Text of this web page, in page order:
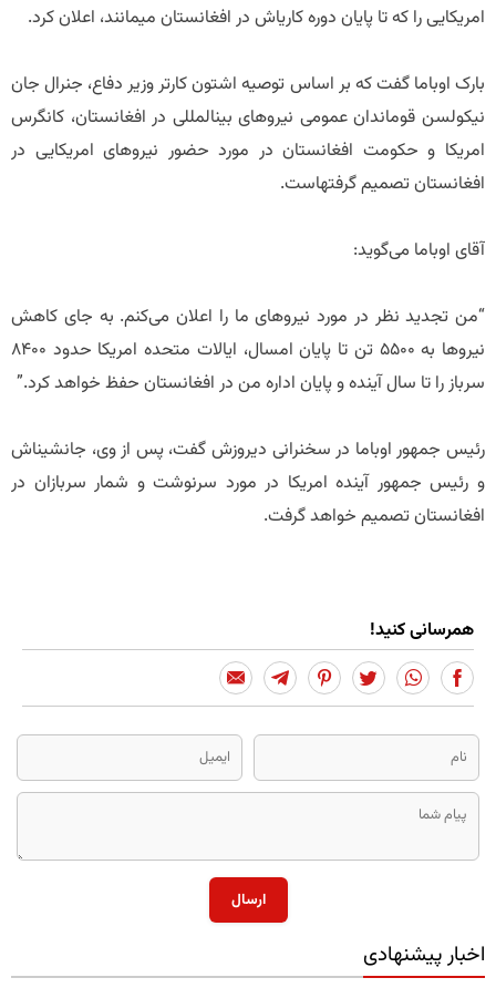
امریکایی را که تا پایان دوره کاری‎اش در افغانستان می‎مانند، اعلان کرد.
بارک اوباما گفت که بر اساس توصیه اشتون کارتر وزیر دفاع، جنرال جان
نیکولسن قوماندان عمومی نیروهای بین‎المللی در افغانستان، کانگرس
امریکا و حکومت افغانستان در مورد حضور نیروهای امریکایی در
افغانستان تصمیم گرفته‎است.
آقای اوباما می‌گوید:
“من تجدید نظر در مورد نیروهای ما را اعلان می‌کنم. به جای کاهش
نیروها به ۵۵۰۰ تن تا پایان امسال، ایالات متحده امریکا حدود ۸۴۰۰
سرباز را تا سال آینده و پایان اداره من در افغانستان حفظ خواهد کرد.”
رئیس جمهور اوباما در سخنرانی دیروزش گفت، پس از وی، جانشین‎اش
و رئیس جمهور آینده امریکا در مورد سرنوشت و شمار سربازان در
افغانستان تصمیم خواهد گرفت.
همرسانی کنید!
ارسال
اخبار پیشنهادی